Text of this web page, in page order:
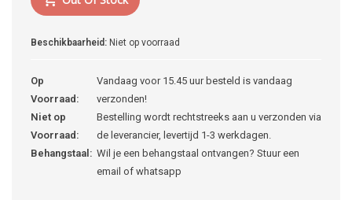
Beschikbaarheid: Niet op voorraad
Op
Voorraad:
Vandaag voor 15.45 uur besteld is vandaag
verzonden!
Niet op
Voorraad:
Bestelling wordt rechtstreeks aan u verzonden via
de leverancier, levertijd 1-3 werkdagen.
Behangstaal: Wil je een behangstaal ontvangen? Stuur een
email of whatsapp